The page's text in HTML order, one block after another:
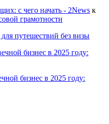
с чего начать - 2News к
грамотности
путешествий без визы
бизнес в 2025 году:
бизнес в 2025 году: